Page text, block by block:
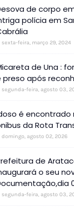
de corpo
polícia em
sexta-feira, março 29, 2024
de Una :
preso após
segunda-feira, agosto 03,
é
da Rota
domingo, agosto 02, 2026
de
o seu
segunda-feira, agosto 03,